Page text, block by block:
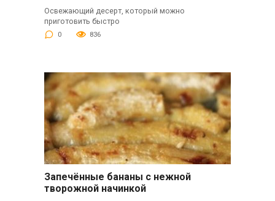
Освежающий десерт, который можно
приготовить быстро
0 836
Запечённые бананы с нежной
творожной начинкой